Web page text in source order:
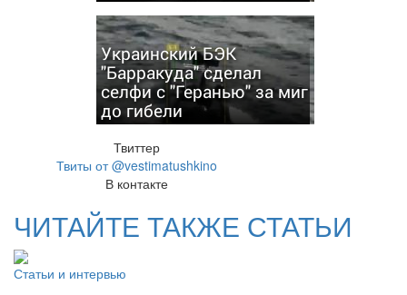
Украинский БЭК
"Барракуда" сделал
селфи с "Геранью" за миг
до гибели
Твиттер
Твиты от @vestimatushkino
В контакте
ЧИТАЙТЕ ТАКЖЕ СТАТЬИ
Статьи и интервью